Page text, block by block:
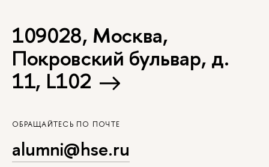
109028, Москва,
Покровский бульвар, д.
11, L102
ОБРАЩАЙТЕСЬ ПО ПОЧТЕ
alumni@hse.ru